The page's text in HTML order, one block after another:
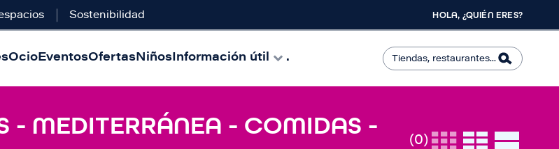
Sostenibilidad HOLA, ¿QUIÉN ERES?
OcioEventosOfertasNiñosInformación útil .
- MEDITERRÁNEA - COMIDAS -
(0)